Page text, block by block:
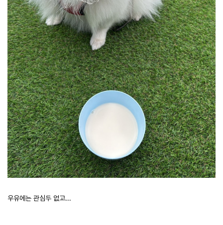
우유에는 관심두 없고...